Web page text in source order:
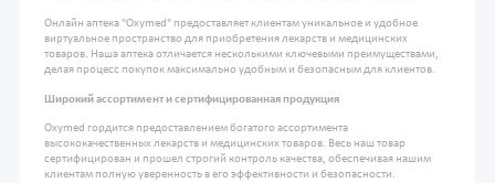
Онлайн аптека "Oxymed" предоставляет клиентам уникальное и удобное
виртуальное пространство для приобретения лекарств и медицинских
товаров. Наша аптека отличается несколькими ключевыми преимуществами,
делая процесс покупок максимально удобным и безопасным для клиентов.
Широкий ассортимент и сертифицированная продукция
Oxymed гордится предоставлением богатого ассортимента
высококачественных лекарств и медицинских товаров. Весь наш товар
сертифицирован и прошел строгий контроль качества, обеспечивая нашим
клиентам полную уверенность в его эффективности и безопасности.